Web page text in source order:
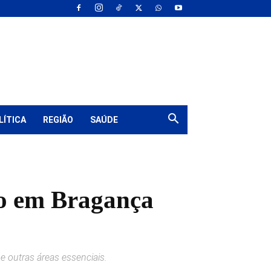
REGIÃO SAÚDE
em Bragança
outras áreas essenciais.